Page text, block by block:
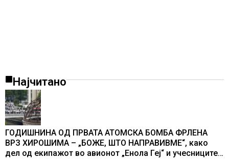
Најчитано
ГОДИШНИНА ОД ПРВАТА АТОМСКА БОМБА ФРЛЕНА
ВРЗ ХИРОШИМА – „БОЖЕ, ШТО НАПРАВИВМЕ“, како
дел од екипажот во авионот „Енола Геј“ и учесниците